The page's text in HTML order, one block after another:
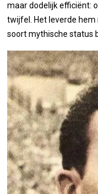
maar dodelijk efficiënt:
twijfel. Het leverde hem
soort mythische status